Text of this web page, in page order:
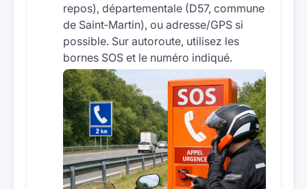
repos), départementale (D57, commune
de Saint‑Martin), ou adresse/GPS si
possible. Sur autoroute, utilisez les
bornes SOS et le numéro indiqué.